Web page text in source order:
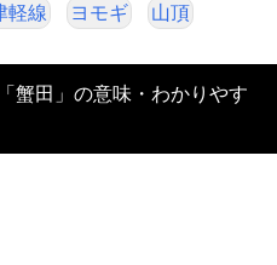
軽線 ヨモギ 山頂
「蟹田」の意味・わかりやす